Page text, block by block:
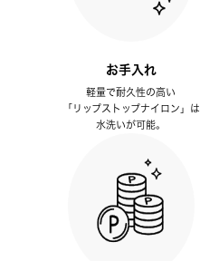
お手入れ
軽量で耐久性の高い
「リップストップナイロン」は
水洗いが可能。